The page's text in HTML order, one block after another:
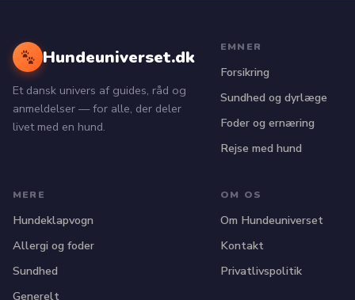
Hundeuniverset.dk
Et dansk univers af guides, råd og
anmeldelser — for alle, der deler
livet med en hund.
EMNER
Forsikring
Sundhed og dyrlæge
Foder og ernæring
Rejse med hund
MERE
Hundeklapvogn
Allergi og foder
Sundhed
Generelt
OM OS
Om Hundeuniverset
Kontakt
Privatlivspolitik